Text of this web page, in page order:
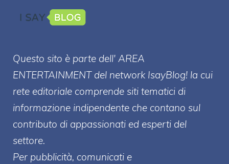
Questo sito è parte dell' AREA
ENTERTAINMENT del network IsayBlog! la cui
rete editoriale comprende siti tematici di
informazione indipendente che contano sul
contributo di appassionati ed esperti del
settore.
Per pubblicità, comunicati e